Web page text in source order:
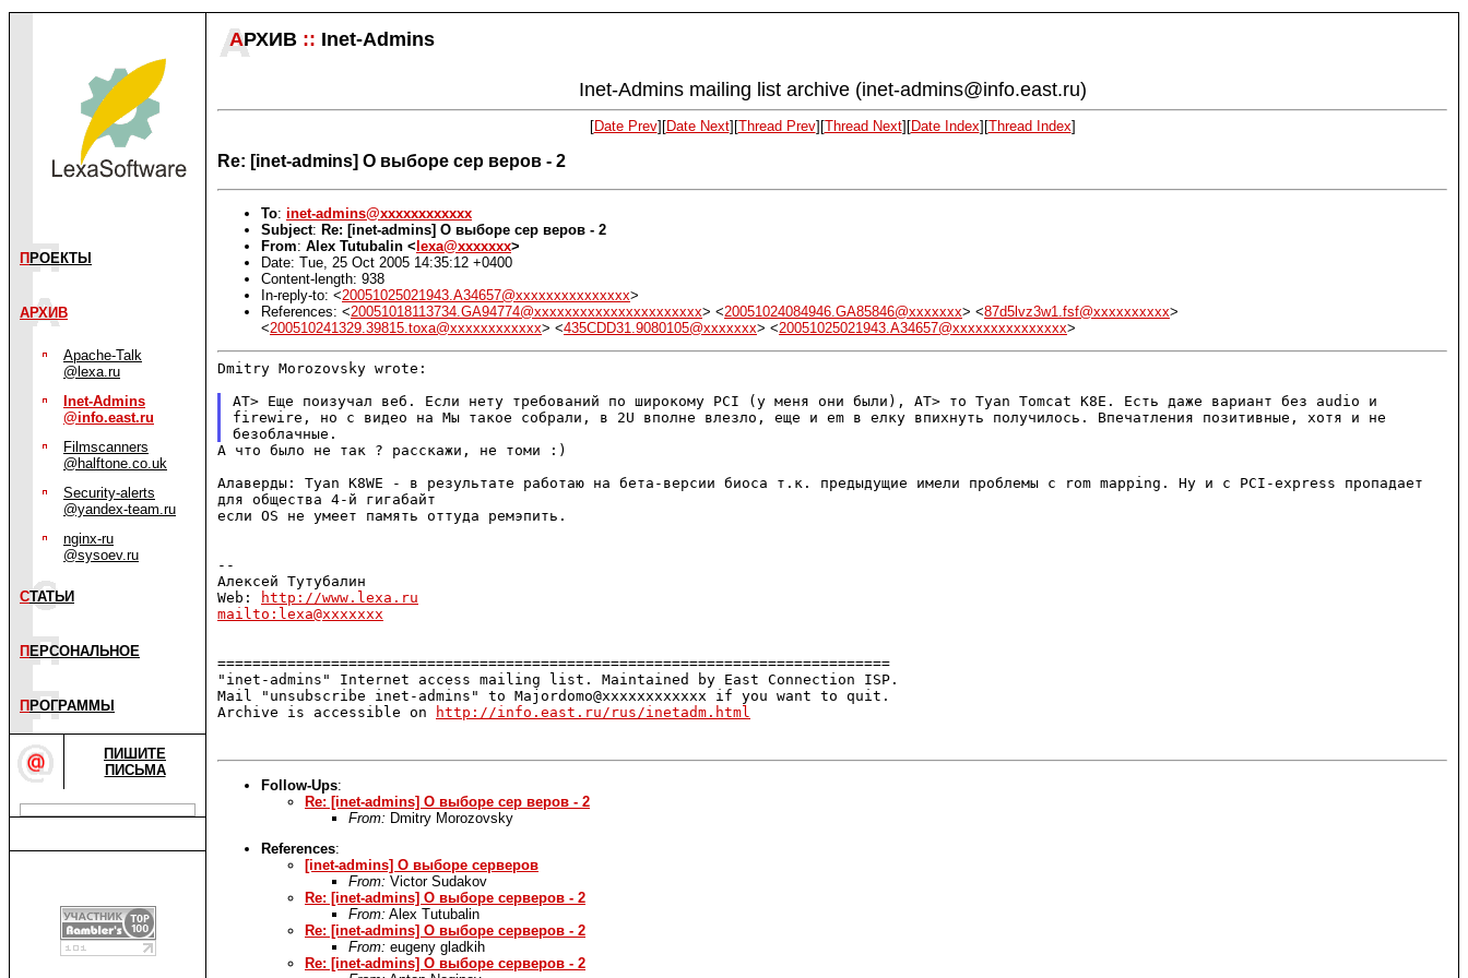
П РОЕКТЫ
АРХИВ
Apache-Talk
@lexa.ru
Inet-Admins
@info.east.ru
Filmscanners
@halftone.co.uk
Security-alerts
@yandex-team.ru
nginx-ru
@sysoev.ru
СТАТЬИ
П ЕРСОНАЛЬНОЕ
П РОГРАММЫ
ПИШИТЕ
ПИСЬМА
АРХИВ :: Inet-Admins
Inet-Admins mailing list archive (inet-admins@info.east.ru)
[Date Prev][Date Next][Thread Prev][Thread Next][Date Index][Thread Index]
Re: [inet-admins] О выборе сер веров - 2
To: inet-admins@xxxxxxxxxxxx
Subject: Re: [inet-admins] О выборе сер веров - 2
From: Alex Tutubalin < lexa@xxxxxxx>
Date: Tue, 25 Oct 2005 14:35:12 +0400
Content-length: 938
In-reply-to: <20051025021943.A34657@xxxxxxxxxxxxxxx>
References: <20051018113734.GA94774@xxxxxxxxxxxxxxxxxxxxxx> <20051024084946.GA85846@xxxxxxx> <87d5lvz3w1.fsf@xxxxxxxxxx>
<200510241329.39815.toxa@xxxxxxxxxxxx> <435CDD31.9080105@xxxxxxx> <20051025021943.A34657@xxxxxxxxxxxxxxx>
Dmitry Morozovsky wrote:
AT> Еще поизучал веб. Если нету требований по широкому PCI (у меня они были), AT> то Tyan Tomcat K8E. Есть даже вариант без audio и
firewire, но с видео на Мы такое собрали, в 2U вполне влезло, еще и em в елку впихнуть получилось. Впечатления позитивные, хотя и не
безоблачные.
А что было не так ? расскажи, не томи :)
Алаверды: Tyan K8WE - в результате работаю на бета-версии биоса т.к. предыдущие имели проблемы с rom mapping. Ну и с PCI-express пропадает
для общества 4-й гигабайт
если OS не умеет память оттуда ремэпить.
--
Алексей Тутубалин
Web:
http://www.lexa.ru
mailto:lexa@xxxxxxx
=============================================================================
"inet-admins" Internet access mailing list. Maintained by East Connection ISP.
Mail "unsubscribe inet-admins" to Majordomo@xxxxxxxxxxxx if you want to quit.
Archive is accessible on
http://info.east.ru/rus/inetadm.html
Follow-Ups:
Re: [inet-admins] О выборе сер веров - 2
From: Dmitry Morozovsky
References:
[inet-admins] О выборе серверов
From: Victor Sudakov
Re: [inet-admins] О выборе серверов - 2
From: Alex Tutubalin
Re: [inet-admins] О выборе серверов - 2
From: eugeny gladkih
Re: [inet-admins] О выборе серверов - 2